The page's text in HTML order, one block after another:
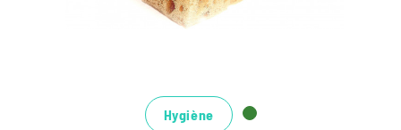
Des crèmes et des mousses distribuées de manière
optimale grâce à sa prise
Hygiène